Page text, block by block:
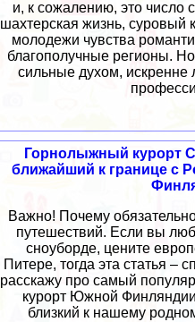
и, к сожалению, это число
шахтерская жизнь, суровый
молодежи чувства
благополучные регионы.
сильные духом,
Горнолыжный курорт
ближайший к границе с
Важно! Почему
путешествий. Если вы
сноуборде, цените
Питере, тогда эта статья –
расскажу про самый
курорт Южной
близкий к нашему